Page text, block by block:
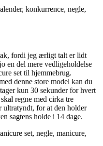
fordi jeg ærligt talt er lidt
en del mere vedligeholdelse
set til hjemmebrug.
denne store model kan du
kun 30 sekunder for hvert
regne med cirka tre
ultratyndt, for at den holder
sagtens holde i 14 dage.